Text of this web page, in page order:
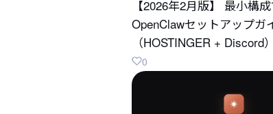
【2026年2月版】 最小構
OpenClawセットアップガ
（HOSTINGER + Discord）
0